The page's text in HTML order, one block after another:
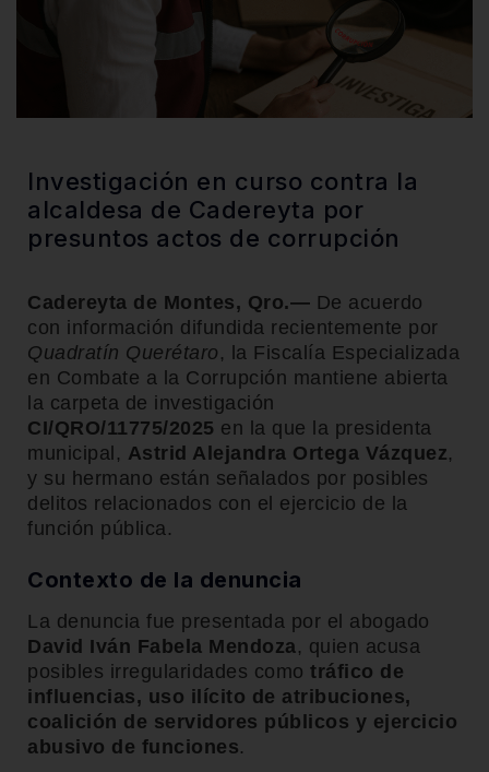
Investigación en curso contra la
alcaldesa de Cadereyta por
presuntos actos de corrupción
Cadereyta de Montes, Qro.— De acuerdo
con información difundida recientemente por
Quadratín Querétaro , la Fiscalía Especializada
en Combate a la Corrupción mantiene abierta
la carpeta de investigación
CI/QRO/11775/2025 en la que la presidenta
municipal, Astrid Alejandra Ortega Vázquez,
y su hermano están señalados por posibles
delitos relacionados con el ejercicio de la
función pública.
Contexto de la denuncia
La denuncia fue presentada por el abogado
David Iván Fabela Mendoza, quien acusa
posibles irregularidades como tráfico de
influencias, uso ilícito de atribuciones,
coalición de servidores públicos y ejercicio
abusivo de funciones.